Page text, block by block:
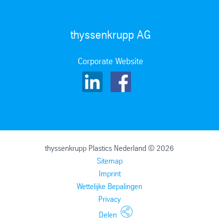
thyssenkrupp AG
Corporate Website
thyssenkrupp Plastics Nederland © 2026
Sitemap
Imprint
Wettelijke Bepalingen
Privacy
Delen